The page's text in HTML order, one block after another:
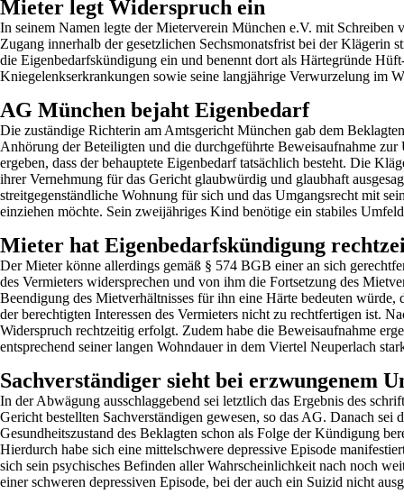
Mieter legt Widerspruch ein
In seinem Namen legte der Mieterverein München e.V. mit Schreiben
Zugang innerhalb der gesetzlichen Sechsmonatsfrist bei der Klägerin
die Eigenbedarfskündigung ein und benennt dort als Härtegründe
Kniegelenkserkrankungen sowie seine langjährige Verwurzelung im
AG München bejaht Eigenbedarf
Die zuständige Richterin am Amtsgericht München gab dem
Anhörung der Beteiligten und die durchgeführte Beweisaufnahme zur
ergeben, dass der behauptete Eigenbedarf tatsächlich besteht. Die
ihrer Vernehmung für das Gericht glaubwürdig und glaubhaft
streitgegenständliche Wohnung für sich und das Umgangsrecht mit
einziehen möchte. Sein zweijähriges Kind benötige ein stabiles
Mieter hat Eigenbedarfskündigung
Der Mieter könne allerdings gemäß § 574 BGB einer an sich
des Vermieters widersprechen und von ihm die Fortsetzung des
Beendigung des Mietverhältnisses für ihn eine Härte bedeuten würde,
der berechtigten Interessen des Vermieters nicht zu rechtfertigen ist.
Widerspruch rechtzeitig erfolgt. Zudem habe die Beweisaufnahme
entsprechend seiner langen Wohndauer in dem Viertel Neuperlach
Sachverständiger sieht bei erzwungenem
In der Abwägung ausschlaggebend sei letztlich das Ergebnis des
Gericht bestellten Sachverständigen gewesen, so das AG. Danach sei
Gesundheitszustand des Beklagten schon als Folge der Kündigung
Hierdurch habe sich eine mittelschwere depressive Episode
sich sein psychisches Befinden aller Wahrscheinlichkeit nach noch
einer schweren depressiven Episode, bei der auch ein Suizid nicht